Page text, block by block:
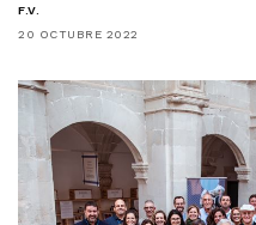
F.V.
20 OCTUBRE 2022